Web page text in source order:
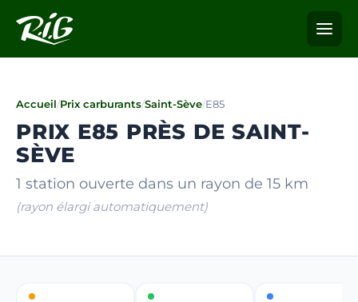
Accueil/Prix carburants/Saint-Sève/E85
PRIX E85 PRÈS DE SAINT-
SÈVE
1 station ouverte dans un rayon de 15 km
(rayon élargi automatiquement)